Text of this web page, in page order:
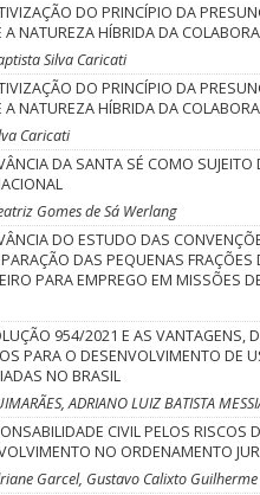
DO PRINCÍPIO DA
A NATUREZA HÍBRIDA DA
Silva Caricati
DO PRINCÍPIO DA
A NATUREZA HÍBRIDA DA
Caricati
DA SANTA SÉ COMO SUJEITO
Gomes de Sá Werlang
DO ESTUDO DAS
DAS PEQUENAS FRAÇÕES
PARA EMPREGO EM MISSÕES
954/2021 E AS VANTAGENS,
PARA O DESENVOLVIMENTO DE
NO BRASIL
ADRIANO LUIZ BATISTA
CIVIL PELOS RISCOS
NO ORDENAMENTO
Garcel, Gustavo Calixto Guilherme